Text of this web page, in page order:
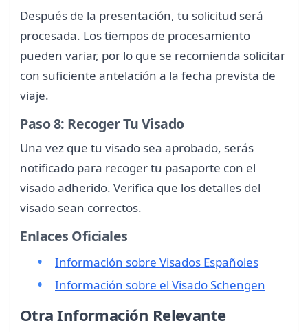
Después de la presentación, tu solicitud será
procesada. Los tiempos de procesamiento
pueden variar, por lo que se recomienda solicitar
con suficiente antelación a la fecha prevista de
viaje.
Paso 8: Recoger Tu Visado
Una vez que tu visado sea aprobado, serás
notificado para recoger tu pasaporte con el
visado adherido. Verifica que los detalles del
visado sean correctos.
Enlaces Oficiales
Información sobre Visados Españoles
Información sobre el Visado Schengen
Otra Información Relevante